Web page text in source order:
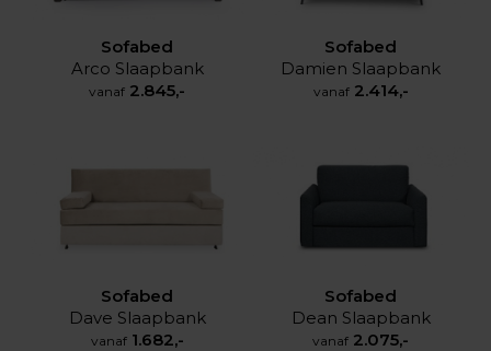
Sofabed
Arco Slaapbank
vanaf 2.845,-
Sofabed
Damien Slaapbank
vanaf 2.414,-
Sofabed
Dave Slaapbank
vanaf 1.682,-
Sofabed
Dean Slaapbank
vanaf 2.075,-